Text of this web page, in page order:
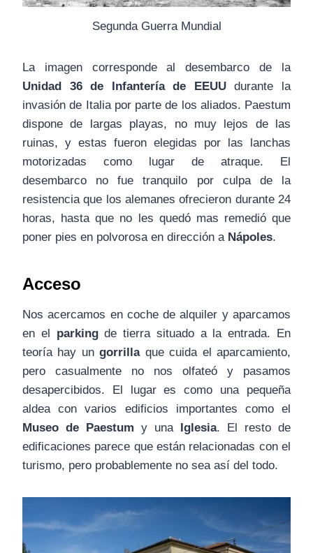
Segunda Guerra Mundial
La imagen corresponde al desembarco de la
Unidad 36 de Infantería de EEUUdurante la
invasión de Italia por parte de los aliados. Paestum
dispone de largas playas, no muy lejos de las
ruinas, y estas fueron elegidas por las lanchas
motorizadas como lugar de atraque. El
desembarco no fue tranquilo por culpa de la
resistencia que los alemanes ofrecieron durante 24
horas, hasta que no les quedó mas remedió que
poner pies en polvorosa en dirección a Nápoles.
Acceso
Nos acercamos en coche de alquiler y aparcamos
en el parkingde tierra situado a la entrada. En
teoría hay ungorrillaque cuida el aparcamiento,
pero casualmente no nos olfateó y pasamos
desapercibidos. El lugar es como una pequeña
aldea con varios edificios importantes como el
Museo de Paestum y una Iglesia. El resto de
edificaciones parece que están relacionadas con el
turismo, pero probablemente no sea así del todo.